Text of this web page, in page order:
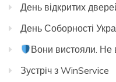
День відкритих
День Соборності
Вони вистояли. Не
Зустріч з WinService